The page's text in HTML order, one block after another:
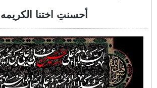
أحسنتِ اختنا الكريمه